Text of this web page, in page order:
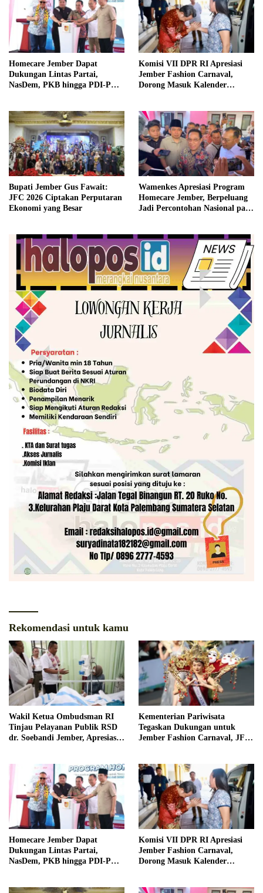
Homecare Jember Dapat
Dukungan Lintas Partai,
NasDem, PKB hingga PDI-P
Komisi VII DPR RI Apresiasi
Jember Fashion Carnaval,
Dorong Masuk Kalender
Bupati Jember Gus Fawait:
JFC 2026 Ciptakan Perputaran
Ekonomi yang Besar
Wamenkes Apresiasi Program
Homecare Jember, Berpeluang
Jadi Percontohan Nasional pada
Rekomendasi untuk kamu
Wakil Ketua Ombudsman RI
Tinjau Pelayanan Publik RSD
dr. Soebandi Jember, Apresiasi
Kementerian Pariwisata
Tegaskan Dukungan untuk
Jember Fashion Carnaval, JFC
Homecare Jember Dapat
Dukungan Lintas Partai,
NasDem, PKB hingga PDI-P
Komisi VII DPR RI Apresiasi
Jember Fashion Carnaval,
Dorong Masuk Kalender